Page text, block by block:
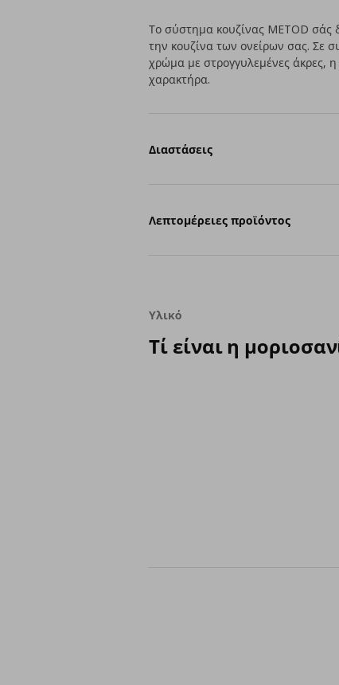
Το σύστημα κουζίνας METOD σάς
την κουζίνα των ονείρων σας. Σε
χρώμα με στρογγυλεμένες άκρες,
χαρακτήρα.
Διαστάσεις
Λεπτομέρειες προϊόντος
Υλικό
Τί είναι η